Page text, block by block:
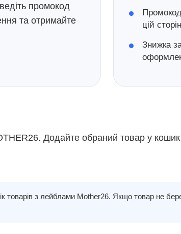
промокод
та отримайте
цій
Знижка
Додайте обраний товар у кошик
товарів з лейблами Mother26. Якщо товар не